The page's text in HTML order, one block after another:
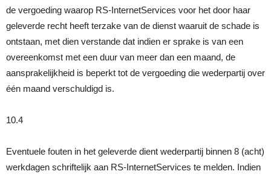
de vergoeding waarop RS-InternetServices voor het door haar
geleverde recht heeft terzake van de dienst waaruit de schade is
ontstaan, met dien verstande dat indien er sprake is van een
overeenkomst met een duur van meer dan een maand, de
aansprakelijkheid is beperkt tot de vergoeding die wederpartij over
één maand verschuldigd is.
10.4
Eventuele fouten in het geleverde dient wederpartij binnen 8 (acht)
werkdagen schriftelijk aan RS-InternetServices te melden. Indien